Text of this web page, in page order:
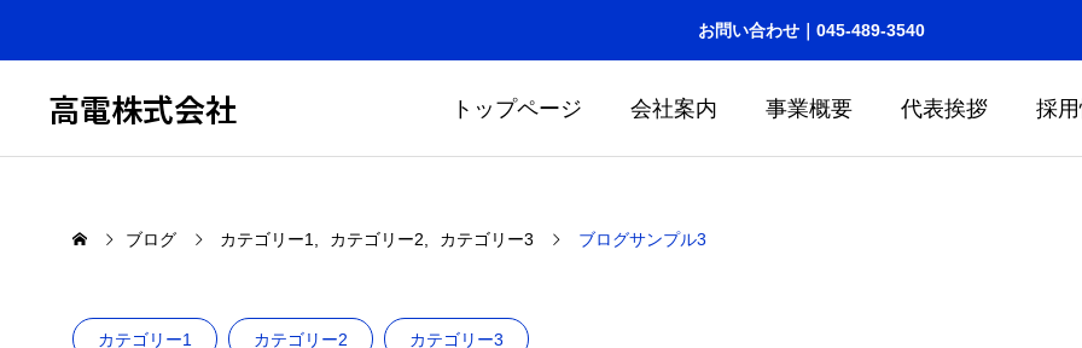
お問い合わせ｜045-489-3540
高電株式会社 トップページ 会社案内 事業概要 代表挨拶 採
ブログ カテゴリー1 カテゴリー2 カテゴリー3 ブログサンプル3
カテゴリー1 カテゴリー2 カテゴリー3